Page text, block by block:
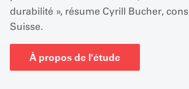
durabilité », résume Cyrill Bucher,
Suisse.
À propos de l'étude